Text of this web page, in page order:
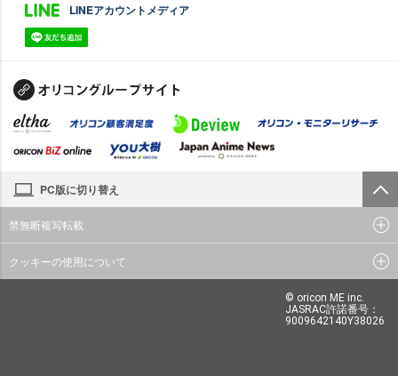
LINEアカウントメディア
PC版に切り替え
禁無断複写転載
クッキーの使用について
© oricon ME inc.
JASRAC許諾番号：
9009642140Y38026